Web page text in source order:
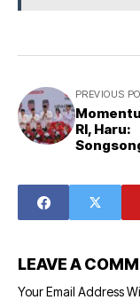
PREVIOUS
RI, Haru:
Cemas
LEAVE A
Your Email Address